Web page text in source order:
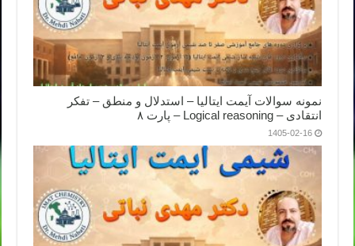
نمونه سوالات آیمت ایتالیا – استدلال و منطق – تفکر
انتقادی – Logical reasoning – پارت ۸
1405-02-16